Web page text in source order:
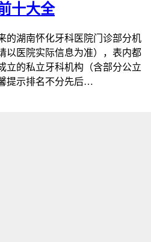
十大全
的湖南怀化牙科医院门诊部分机
以医院实际信息为准），表内都
立的私立牙科机构（含部分公立
提示排名不分先后…